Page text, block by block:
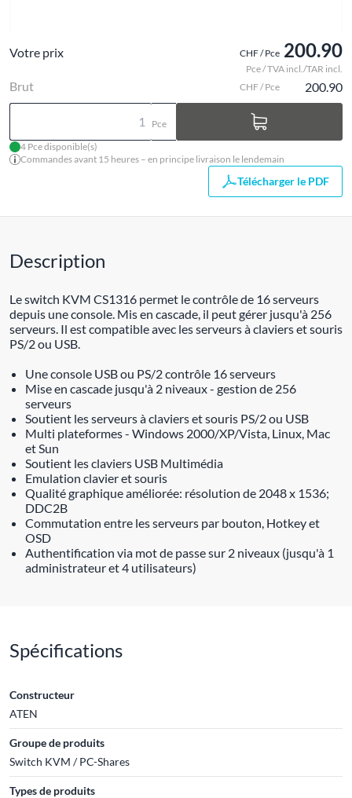
Votre prix CHF / Pce 200.90
Pce / TVA incl./TAR incl.
Brut CHF / Pce 200.90
Pce
4 Pce disponible(s)
Commandes avant 15 heures – en principe livraison le lendemain
Télécharger le PDF
Description
Le switch KVM CS1316 permet le contrôle de 16 serveurs
depuis une console. Mis en cascade, il peut gérer jusqu'à 256
serveurs. Il est compatible avec les serveurs à claviers et souris
PS/2 ou USB.
Une console USB ou PS/2 contrôle 16 serveurs
Mise en cascade jusqu'à 2 niveaux - gestion de 256
serveurs
Soutient les serveurs à claviers et souris PS/2 ou USB
Multi plateformes - Windows 2000/XP/Vista, Linux, Mac
et Sun
Soutient les claviers USB Multimédia
Emulation clavier et souris
Qualité graphique améliorée: résolution de 2048 x 1536;
DDC2B
Commutation entre les serveurs par bouton, Hotkey et
OSD
Authentification via mot de passe sur 2 niveaux (jusqu'à 1
administrateur et 4 utilisateurs)
Spécifications
Constructeur
ATEN
Groupe de produits
Switch KVM / PC-Shares
Types de produits